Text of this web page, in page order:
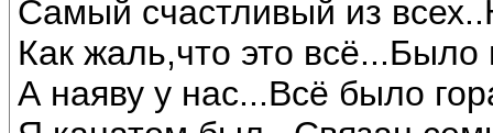
Самый счастливый из
Как жаль,что это
А наяву у нас...Всё было